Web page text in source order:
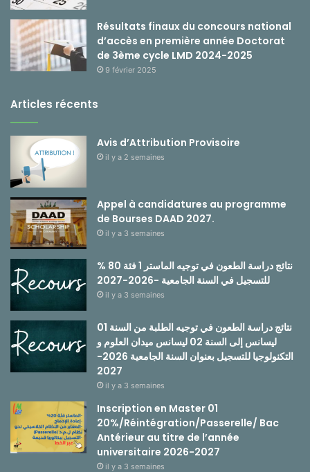
Résultats finaux du concours national
d’accès en première année Doctorat
de 3ème cycle LMD 2024-2025
9 février 2025
Articles récents
Avis d’Attribution Provisoire
il y a 2 semaines
Appel à candidatures au programme
de Bourses DAAD 2027.
il y a 3 semaines
نتائج دراسة الطعون في توجيه الماستر 1 فئة 80 %
للتسجيل في السنة الجامعية -2026-2027
il y a 3 semaines
نتائج دراسة الطعون في توجيه الطلبة من السنة 01
ليسانس إلى السنة 02 ليسانس ميدان العلوم و
التكنولوجيا للتسجيل بعنوان السنة الجامعية 2026-
2027
il y a 3 semaines
Inscription en Master 01
20%/Réintégration/Passerelle/ Bac
Antérieur au titre de l’année
universitaire 2026-2027
il y a 3 semaines